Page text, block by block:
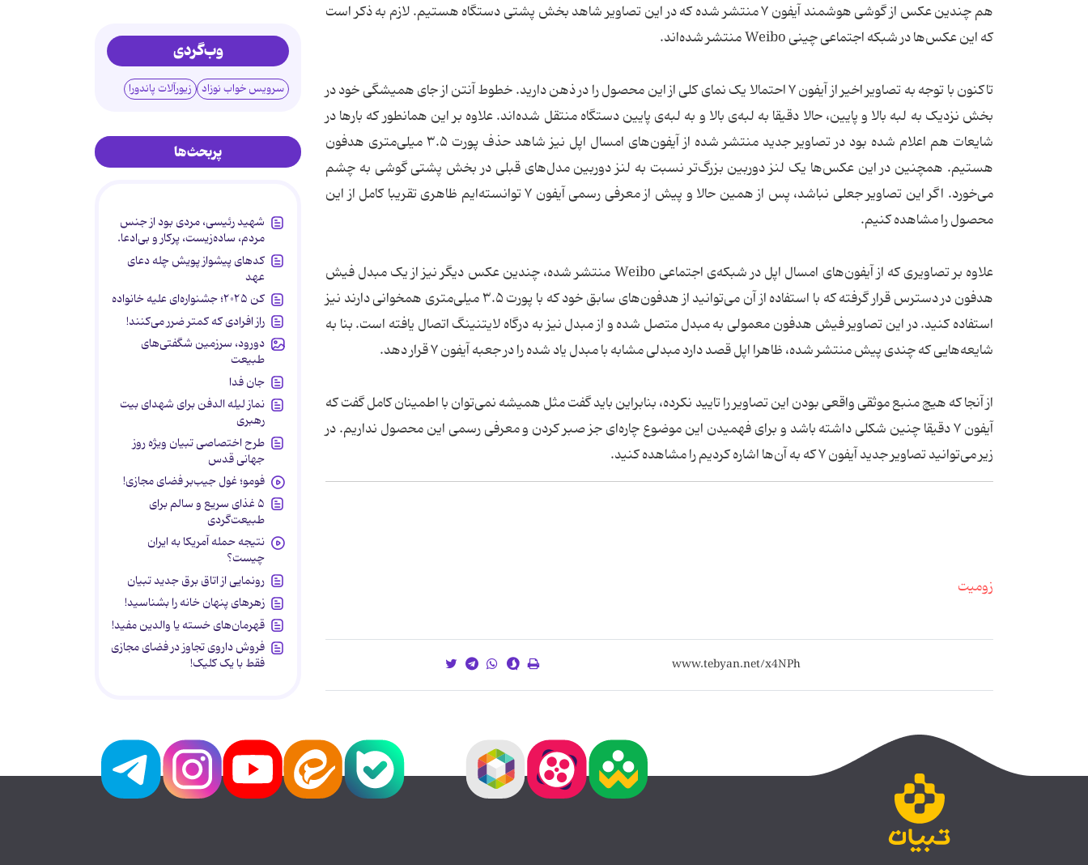
هم چندین عکس از گوشی‌ هوشمند آیفون ۷ منتشر شده که در این تصاویر شاهد بخش پشتی دستگاه هستیم. لازم به ذکر است
که این عکس‌ها در شبکه اجتماعی چینی Weibo منتشر شده‌اند.
تاکنون با توجه به تصاویر اخیر از آیفون ۷ احتمالا یک نمای کلی از این محصول را در ذهن دارید. خطوط آنتن از جای همیشگی خود در
بخش نزدیک به لبه بالا و پایین، حالا دقیقا به لبه‌ی بالا و به لبه‌ی پایین دستگاه منتقل شده‌اند. علاوه بر این همانطور که بارها در
شایعات هم اعلام شده بود در تصاویر جدید منتشر شده از آیفون‌های امسال اپل نیز شاهد حذف پورت ۳.۵ میلی‌متری هدفون
هستیم. همچنین در این عکس‌ها یک لنز دوربین بزرگ‌تر نسبت به لنز دوربین مدل‌های قبلی در بخش پشتی گوشی به چشم
می‌خورد. اگر این تصاویر جعلی نباشد، پس از همین حالا و پیش از معرفی رسمی آیفون ۷ توانسته‌ایم ظاهری تقریبا کامل از این
محصول را مشاهده کنیم.
علاوه بر تصاویری که از آیفون‌های امسال اپل در شبکه‌‌ی اجتماعی Weibo منتشر شده، چندین عکس دیگر نیز از یک مبدل فیش
هدفون در دسترس قرار گرفته که با استفاده از آن می‌توانید از هدفون‌های سابق خود که با پورت ۳.۵ میلی‌متری همخوانی دارند نیز
استفاده کنید. در این تصاویر فیش هدفون معمولی به مبدل متصل شده و از مبدل نیز به درگاه لایتنینگ اتصال یافته است. بنا به
شایعه‌هایی که چندی پیش منتشر شده، ظاهرا اپل قصد دارد مبدلی مشابه با مبدل یاد شده را در جعبه آیفون ۷ قرار دهد.
از آنجا که هیچ منبع موثقی واقعی بودن این تصاویر را تایید نکرده، بنابراین باید گفت مثل همیشه نمی‌توان با اطمینان کامل گفت که
آیفون ۷ دقیقا چنین شکلی داشته باشد و برای فهمیدن این موضوع چاره‌ای جز صبر کردن و معرفی رسمی این محصول نداریم. در
زیر می‌توانید تصاویر جدید آیفون ۷ که به آن‌ها اشاره کردیم را مشاهده کنید.
زومیت
وب‌گردی
سرویس خواب نوزاد زیورآلات پاندورا
پربحث‌ها
شهید رئیسی، مردی بود از جنس
مردم، ساده‌زیست، پرکار و بی‌ادعا.
کدهای پیشواز پویش چله دعای
عهد
کن ۲۰۲۵؛ جشنواره‌ای علیه خانواده
راز افرادی که کمتر ضرر می‌کنند!
دورود، سرزمین شگفتی‌های
طبیعت
جان فدا
نماز لیله الدفن برای شهدای بیت
رهبری
طرح اختصاصی تبیان ویژه روز
جهانی قدس
فومو؛ غول جیب‌بر فضای مجازی!
۵ غذای سریع و سالم برای
طبیعت‌گردی
نتیجه حمله آمریکا به ایران
چیست؟
رونمایی از اتاق برق جدید تبیان
زهرهای پنهان خانه را بشناسید!
قهرمان‌های خسته یا والدین مفید!
فروش داروی تجاوز در فضای مجازی
فقط با یک کلیک!